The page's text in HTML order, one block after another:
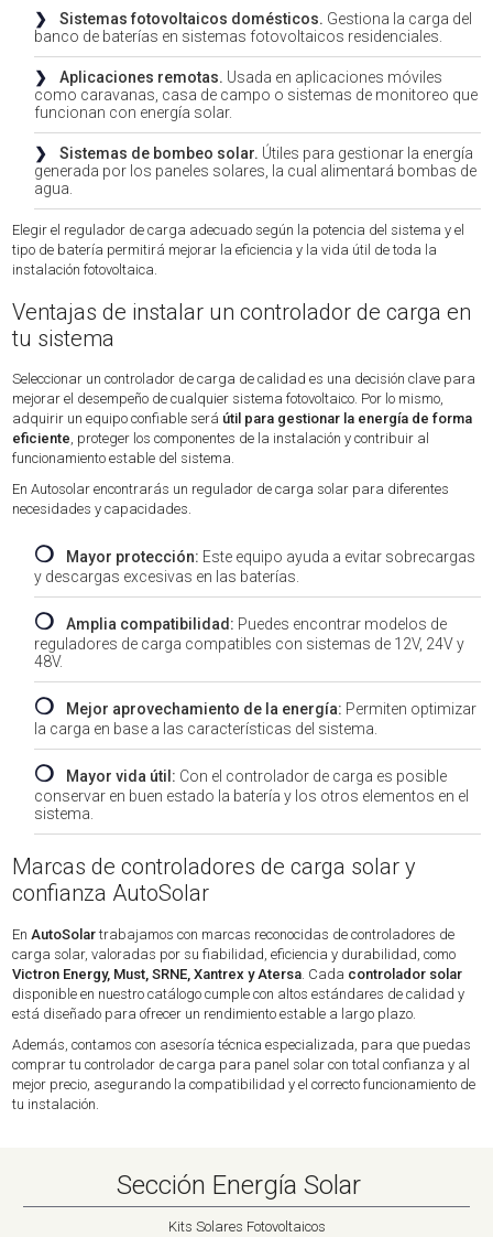
❯ Sistemas fotovoltaicos domésticos. Gestiona la carga del
banco de baterías en sistemas fotovoltaicos residenciales.
❯ Aplicaciones remotas. Usada en aplicaciones móviles
como caravanas, casa de campo o sistemas de monitoreo que
funcionan con energía solar.
❯ Sistemas de bombeo solar. Útiles para gestionar la energía
generada por los paneles solares, la cual alimentará bombas de
agua.
Elegir el regulador de carga adecuado según la potencia del sistema y el
tipo de batería permitirá mejorar la eficiencia y la vida útil de toda la
instalación fotovoltaica.
Ventajas de instalar un controlador de carga en
tu sistema
Seleccionar un controlador de carga de calidad es una decisión clave para
mejorar el desempeño de cualquier sistema fotovoltaico. Por lo mismo,
adquirir un equipo confiable será útil para gestionar la energía de forma
eficiente, proteger los componentes de la instalación y contribuir al
funcionamiento estable del sistema.
En Autosolar encontrarás un regulador de carga solar para diferentes
necesidades y capacidades.
❍ Mayor protección: Este equipo ayuda a evitar sobrecargas
y descargas excesivas en las baterías.
❍ Amplia compatibilidad: Puedes encontrar modelos de
reguladores de carga compatibles con sistemas de 12V, 24V y
48V.
❍ Mejor aprovechamiento de la energía: Permiten optimizar
la carga en base a las características del sistema.
❍ Mayor vida útil: Con el controlador de carga es posible
conservar en buen estado la batería y los otros elementos en el
sistema.
Marcas de controladores de carga solar y
confianza AutoSolar
En AutoSolartrabajamos con marcas reconocidas de controladores de
carga solar, valoradas por su fiabilidad, eficiencia y durabilidad, como
Victron Energy, Must, SRNE, Xantrex y Atersa . Cada controlador solar
disponible en nuestro catálogo cumple con altos estándares de calidad y
está diseñado para ofrecer un rendimiento estable a largo plazo.
Además, contamos con asesoría técnica especializada, para que puedas
comprar tu controlador de carga para panel solar con total confianza y al
mejor precio, asegurando la compatibilidad y el correcto funcionamiento de
tu instalación.
Sección Energía Solar
Kits Solares Fotovoltaicos